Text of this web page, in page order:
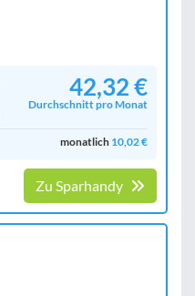
42,32 €
Durchschnitt pro Monat
monatlich 10,02 €
Zu Sparhandy